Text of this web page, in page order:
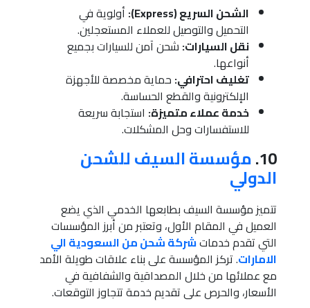
الشحن السريع (Express):
أولوية في
التحميل والتوصيل للعملاء المستعجلين.
نقل السيارات: شحن آمن للسيارات بجميع
أنواعها.
تغليف احترافي: حماية مخصصة للأجهزة
الإلكترونية والقطع الحساسة.
خدمة عملاء متميزة: استجابة سريعة
للاستفسارات وحل المشكلات.
10. مؤسسة السيف للشحن
الدولي
تتميز مؤسسة السيف بطابعها الخدمي الذي يضع
العميل في المقام الأول، وتعتبر من أبرز المؤسسات
التي تقدم خدماتشركة شحن من السعودية الي
الامارات. تركز المؤسسة على بناء علاقات طويلة الأمد
مع عملائها من خلال المصداقية والشفافية في
الأسعار، والحرص على تقديم خدمة تتجاوز التوقعات.